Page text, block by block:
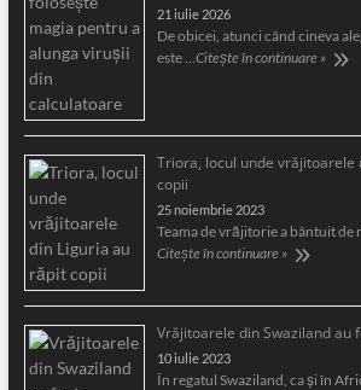
21 iulie 2026
De obicei, atunci când cineva
este … Citește în continuare »
Triora, locul unde vrăjitoarele
copii
25 noiembrie 2023
Teama de vrăjitorie a bântuit de
Citește în continuare »
Vrăjitoarele din Swaziland au
10 iulie 2023
În regatul Swaziland, ca și în